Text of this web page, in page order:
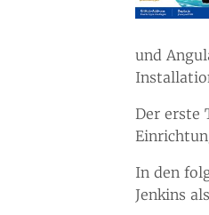
und
Der erste
In den
Jenkins